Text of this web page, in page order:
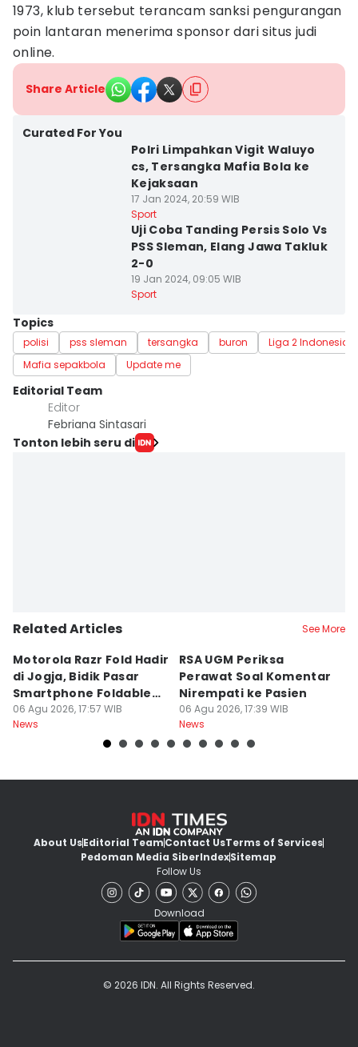
1973, klub tersebut terancam sanksi pengurangan
poin lantaran menerima sponsor dari situs judi
online.
Share Article
Curated For You
Polri Limpahkan Vigit Waluyo
cs, Tersangka Mafia Bola ke
Kejaksaan
17 Jan 2024, 20:59 WIB
Sport
Uji Coba Tanding Persis Solo Vs
PSS Sleman, Elang Jawa Takluk
2-0
19 Jan 2024, 09:05 WIB
Sport
Topics
polisi pss sleman tersangka buron
Liga 2 Indonesia
Mafia sepakbola
Update me
Editorial Team
Editor
Febriana Sintasari
Tonton lebih seru di
Related Articles See More
Motorola Razr Fold Hadir
di Jogja, Bidik Pasar
Smartphone Foldable
Premium
06 Agu 2026, 17:57 WIB
News
RSA UGM Periksa
Perawat Soal Komentar
Nirempati ke Pasien
06 Agu 2026, 17:39 WIB
News
About UsEditorial TeamContact UsTerms of Services
Pedoman Media SiberIndexSitemap
Follow Us
Download
© 2026 IDN. All Rights Reserved.